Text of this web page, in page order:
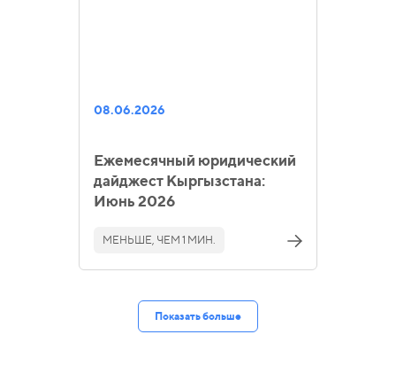
08.06.2026
Ежемесячный юридический
дайджест Кыргызстана:
Июнь 2026
МЕНЬШЕ, ЧЕМ 1 МИН.
Показать больше